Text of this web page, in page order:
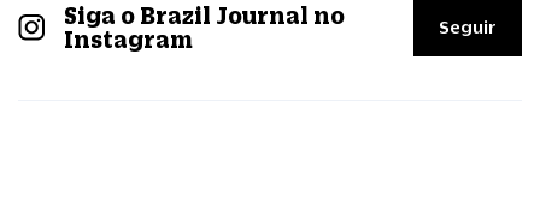
Siga o Brazil Journal no
Instagram
Seguir